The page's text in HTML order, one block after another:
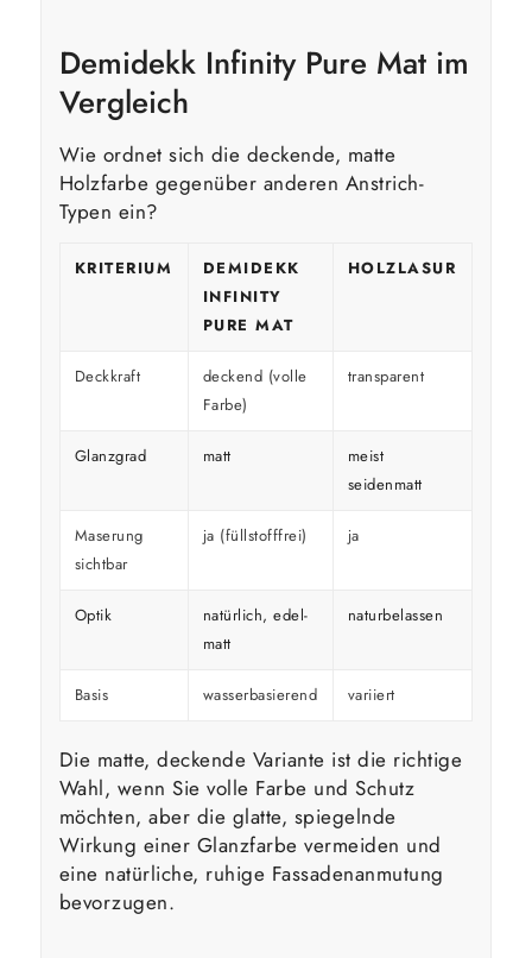
Demidekk Infinity Pure Mat im
Vergleich
Wie ordnet sich die deckende, matte
Holzfarbe gegenüber anderen Anstrich-
Typen ein?
KRITERIUM
DEMIDEKK
INFINITY
PURE MAT
HOLZLASUR
Deckkraft
deckend (volle
Farbe)
transparent
Glanzgrad matt
meist
seidenmatt
Maserung
sichtbar
ja (füllstofffrei) ja
Optik
natürlich, edel-
matt
naturbelassen
Basis wasserbasierend variiert
Die matte, deckende Variante ist die richtige
Wahl, wenn Sie volle Farbe und Schutz
möchten, aber die glatte, spiegelnde
Wirkung einer Glanzfarbe vermeiden und
eine natürliche, ruhige Fassadenanmutung
bevorzugen.